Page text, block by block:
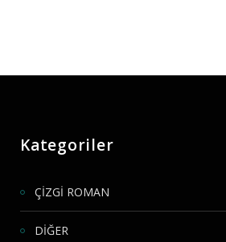
Kategoriler
ÇİZGİ ROMAN
DİĞER